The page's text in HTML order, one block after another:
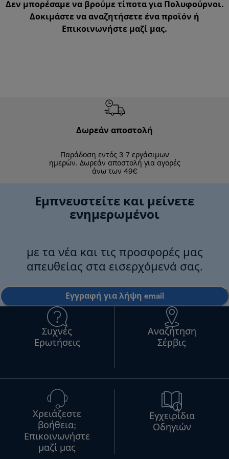
Δεν μπορέσαμε να βρούμε τίποτα για Πολυφούρνοι.
Δοκιμάστε να αναζητήσετε ένα προϊόν ή
Επικοινωνήστε μαζί μας.
Δωρεάν αποστολή
Παράδοση εντός 3-7 εργάσιμων
ημερών. Δωρεάν αποστολή για αγορές
άνω των 49€
Εμπνευστείτε και μείνετε
ενημερωμένοι
με τα νέα και τις προσφορές μας
απευθείας στα εισερχόμενά σας.
Εγγραφή για λήψη email
Συχνές
Ερωτήσεις
Αναζήτηση
Σέρβις
Χρειάζεστε
βοήθεια;
Επικοινωνήστε
μαζί μας
Εγχειρίδια
Οδηγιών